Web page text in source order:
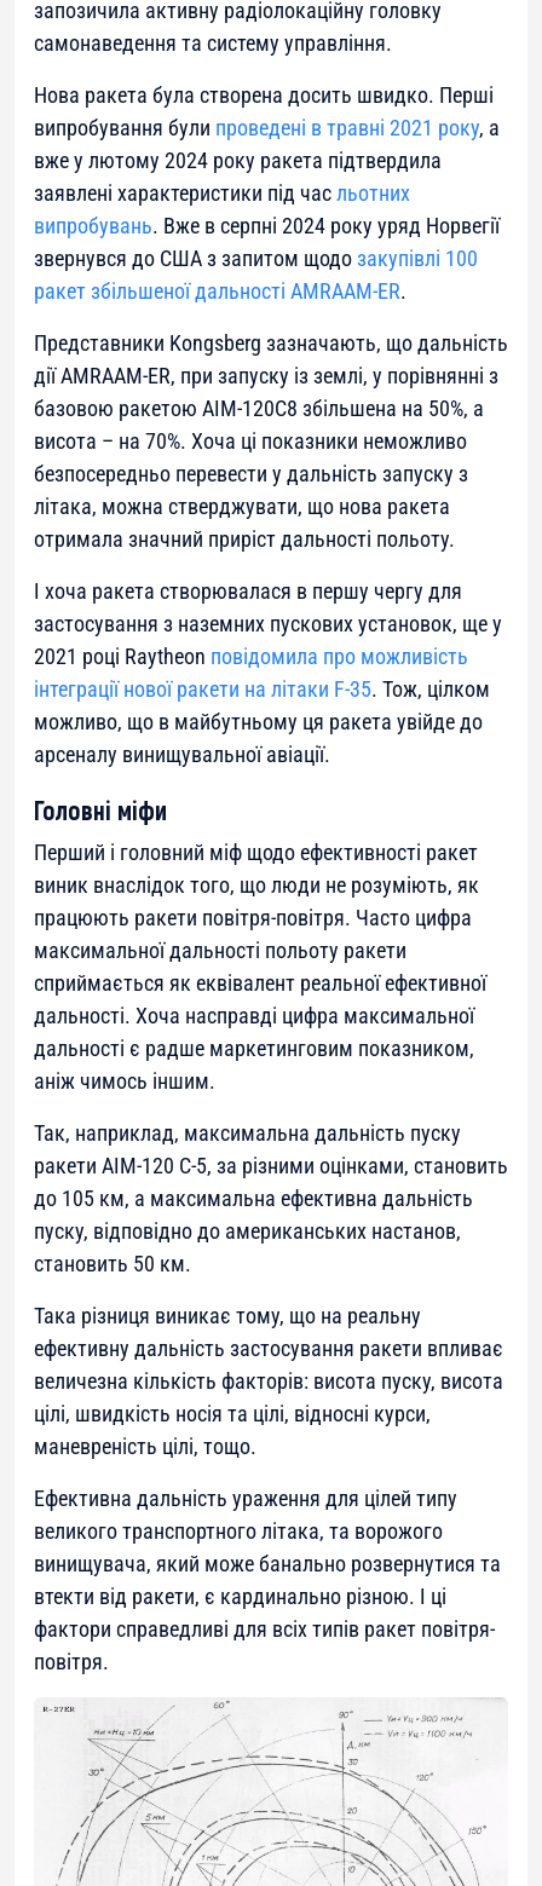
запозичила активну радіолокаційну головку
самонаведення та систему управління.
Нова ракета була створена досить швидко. Перші
випробування були проведені в травні 2021 року, а
вже у лютому 2024 року ракета підтвердила
заявлені характеристики під часльотних
випробувань. Вже в серпні 2024 року уряд Норвегії
звернувся до США з запитом щодозакупівлі 100
ракет збільшеної дальності AMRAAM-ER.
Представники Kongsberg зазначають, що дальність
дії AMRAAM-ER, при запуску із землі, у порівнянні з
базовою ракетою AIM-120C8 збільшена на 50%, а
висота – на 70%. Хоча ці показники неможливо
безпосередньо перевести у дальність запуску з
літака, можна стверджувати, що нова ракета
отримала значний приріст дальності польоту.
І хоча ракета створювалася в першу чергу для
застосування з наземних пускових установок, ще у
2021 році Raytheon повідомила про можливість
інтеграції нової ракети на літаки F-35. Тож, цілком
можливо, що в майбутньому ця ракета увійде до
арсеналу винищувальної авіації.
Головні міфи
Перший і головний міф щодо ефективності ракет
виник внаслідок того, що люди не розуміють, як
працюють ракети повітря-повітря. Часто цифра
максимальної дальності польоту ракети
сприймається як еквівалент реальної ефективної
дальності. Хоча насправді цифра максимальної
дальності є радше маркетинговим показником,
аніж чимось іншим.
Так, наприклад, максимальна дальність пуску
ракети AIM-120 C-5, за різними оцінками, становить
до 105 км, а максимальна ефективна дальність
пуску, відповідно до американських настанов,
становить 50 км.
Така різниця виникає тому, що на реальну
ефективну дальність застосування ракети впливає
величезна кількість факторів: висота пуску, висота
цілі, швидкість носія та цілі, відносні курси,
маневреність цілі, тощо.
Ефективна дальність ураження для цілей типу
великого транспортного літака, та ворожого
винищувача, який може банально розвернутися та
втекти від ракети, є кардинально різною. І ці
фактори справедливі для всіх типів ракет повітря-
повітря.